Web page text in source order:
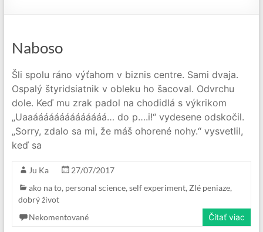
Naboso
Šli spolu ráno výťahom v biznis centre. Sami dvaja.
Ospalý štyridsiatnik v obleku ho šacoval. Odvrchu
dole. Keď mu zrak padol na chodidlá s výkrikom
„Uaaáááááááááááááá… do p….i!“ vydesene odskočil.
„Sorry, zdalo sa mi, že máš ohorené nohy.“ vysvetlil,
keď sa
Ju Ka
27/07/2017
ako na to, personal science, self experiment, Zlé peniaze,
dobrý život
Nekomentované
Čítať viac